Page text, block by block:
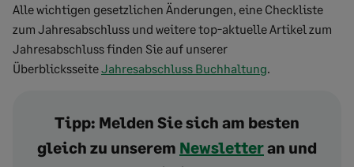
Alle wichtigen gesetzlichen Änderungen, eine Checkliste
zum Jahresabschluss und weitere top-aktuelle Artikel zum
Jahresabschluss finden Sie auf unserer
ÜberblicksseiteJahresabschluss Buchhaltung.
Tipp: Melden Sie sich am besten
gleich zu unserem Newsletteran und